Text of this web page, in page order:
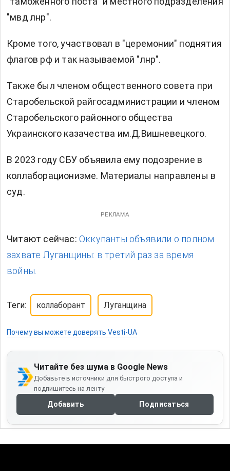
"мвд лнр".
Кроме того, участвовал в "церемонии" поднятия
флагов рф и так называемой "лнр".
Также был членом общественного совета при
Старобельской райгосадминистрации и членом
Старобельского районного общества
Украинского казачества им.Д.Вишневецкого.
В 2023 году СБУ объявила ему подозрение в
коллаборационизме. Материалы направлены в
суд.
РЕКЛАМА
Читают сейчас: Оккупанты объявили о полном
захвате Луганщины: в третий раз за время
войны.
Теги: коллаборант Луганщина
Почему вы можете доверять Vesti-UA
Читайте без шума в Google News
Добавьте в источники для быстрого доступа и
подпишитесь на ленту
Добавить Подписаться